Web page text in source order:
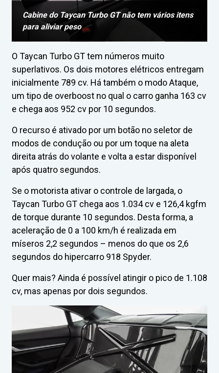
Cabine do Taycan Turbo GT não tem vários itens
para aliviar peso
O Taycan Turbo GT tem números muito
superlativos. Os dois motores elétricos entregam
inicialmente 789 cv. Há também o modo Ataque,
um tipo de overboost no qual o carro ganha 163 cv
e chega aos 952 cv por 10 segundos.
O recurso é ativado por um botão no seletor de
modos de condução ou por um toque na aleta
direita atrás do volante e volta a estar disponível
após quatro segundos.
Se o motorista ativar o controle de largada, o
Taycan Turbo GT chega aos 1.034 cv e 126,4 kgfm
de torque durante 10 segundos. Desta forma, a
aceleração de 0 a 100 km/h é realizada em
míseros 2,2 segundos – menos do que os 2,6
segundos do hipercarro 918 Spyder.
Quer mais? Ainda é possível atingir o pico de 1.108
cv, mas apenas por dois segundos.